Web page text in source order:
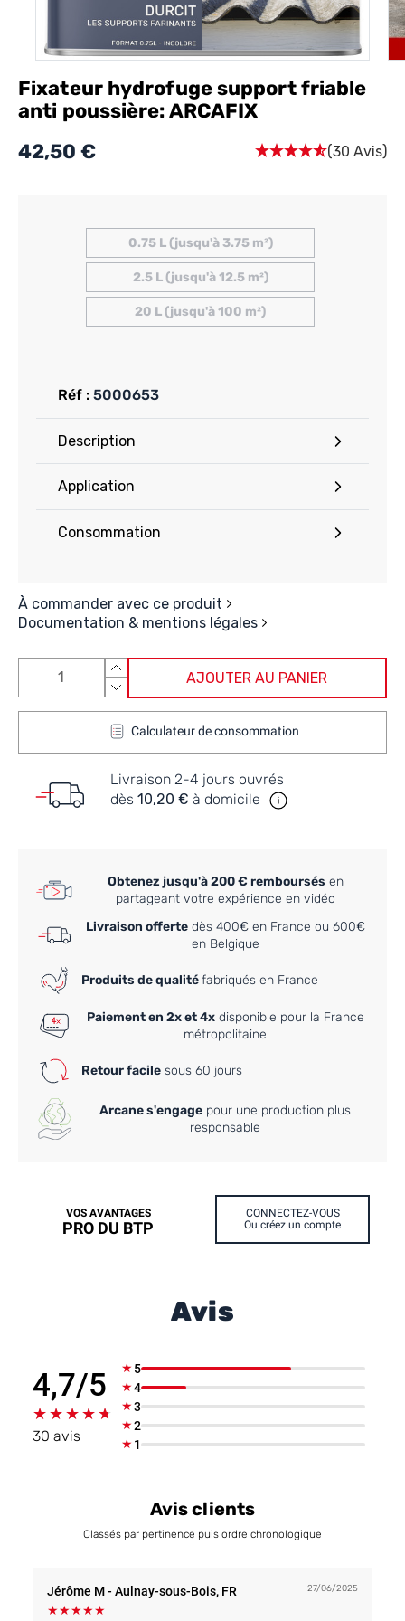
Fixateur hydrofuge support friable
anti poussière: ARCAFIX
42,50 €
(30 Avis)
Réf : 5000653
Description
Application
Consommation
À commander avec ce produit
Documentation & mentions légales
0.75 L (jusqu'à 3.75 m²)
2.5 L (jusqu'à 12.5 m²)
20 L (jusqu'à 100 m²)
AJOUTER AU PANIER
Calculateur de consommation
Livraison 2-4 jours ouvrés
dès 10,20 € à domicile
Obtenez jusqu'à 200 € remboursés en
partageant votre expérience en vidéo
Livraison offertedès 400€ en France ou 600€
en Belgique
Produits de qualitéfabriqués en France
Paiement en 2x et 4xdisponible pour la France
métropolitaine
Retour facile sous 60 jours
Arcane s'engage pour une production plus
responsable
VOS AVANTAGES
PRO DU BTP
CONNECTEZ-VOUS
Ou créez un compte
Avis
4,7/5
★★★★★
★★★★★
30 avis
★5
★4
★3
★2
★1
Avis clients
Classés par pertinence puis ordre chronologique
Jérôme M- Aulnay-sous-Bois, FR 27/06/2025
★★★★★